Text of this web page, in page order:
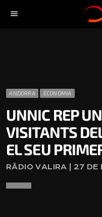
menu
ANDORRA ECONOMIA
UNNIC REP
VISITANTS
EL SEU
RÀDIO VALIRA | 27